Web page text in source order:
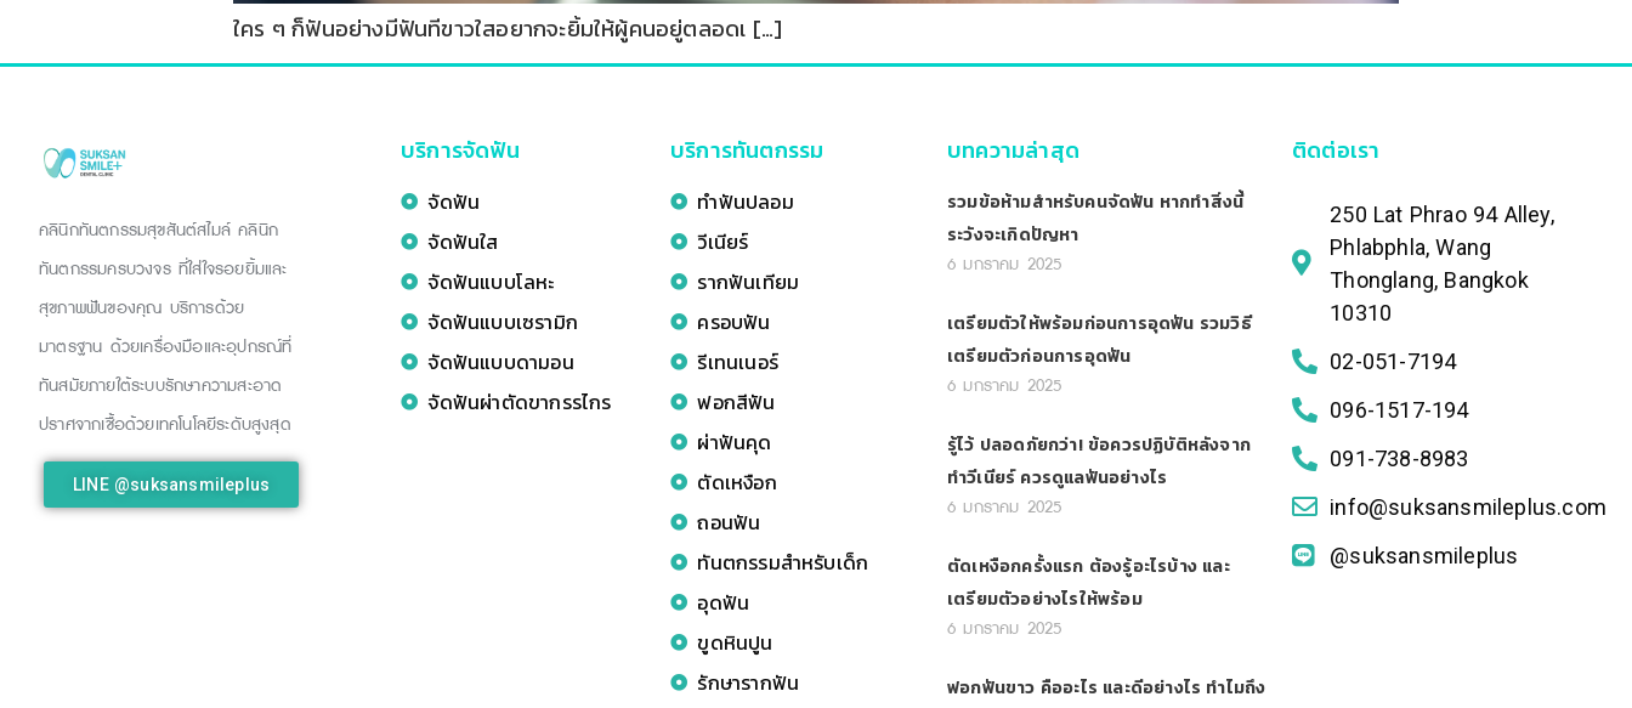
ใคร ๆ ก็ฟันอย่างมีฟันทีขาวใสอยากจะยิ้มให้ผู้คนอยู่ตลอดเ […]
คลินิกทันตกรรมสุขสันต์สไมล์ คลินิก
ทันตกรรมครบวงจร ที่ใส่ใจรอยยิ้มและ
สุขภาพฟันของคุณ บริการด้วย
มาตรฐาน ด้วยเครื่องมือและอุปกรณ์ที่
ทันสมัยภายใต้ระบบรักษาความสะอาด
ปราศจากเชื้อด้วยเทคโนโลยีระดับสูงสุด
LINE @suksansmileplus
บริการจัดฟัน
จัดฟัน
จัดฟันใส
จัดฟันแบบโลหะ
จัดฟันแบบเซรามิก
จัดฟันแบบดามอน
จัดฟันผ่าตัดขากรรไกร
บริการทันตกรรม
ทำฟันปลอม
วีเนียร์
รากฟันเทียม
ครอบฟัน
รีเทนเนอร์
ฟอกสีฟัน
ผ่าฟันคุด
ตัดเหงือก
ถอนฟัน
ทันตกรรมสำหรับเด็ก
อุดฟัน
ขูดหินปูน
รักษารากฟัน
บทความล่าสุด
รวมข้อห้ามสำหรับคนจัดฟัน หากทำสิ่งนี้
ระวังจะเกิดปัญหา
6 มกราคม 2025
เตรียมตัวให้พร้อมก่อนการอุดฟัน รวมวิธี
เตรียมตัวก่อนการอุดฟัน
6 มกราคม 2025
รู้ไว้ ปลอดภัยกว่า! ข้อควรปฏิบัติหลังจาก
ทำวีเนียร์ ควรดูแลฟันอย่างไร
6 มกราคม 2025
ตัดเหงือกครั้งแรก ต้องรู้อะไรบ้าง และ
เตรียมตัวอย่างไรให้พร้อม
6 มกราคม 2025
ฟอกฟันขาว คืออะไร และดีอย่างไร ทำไมถึง
ติดต่อเรา
250 Lat Phrao 94 Alley,
Phlabphla, Wang
Thonglang, Bangkok
10310
02-051-7194
096-1517-194
091-738-8983
info@suksansmileplus.com
@suksansmileplus